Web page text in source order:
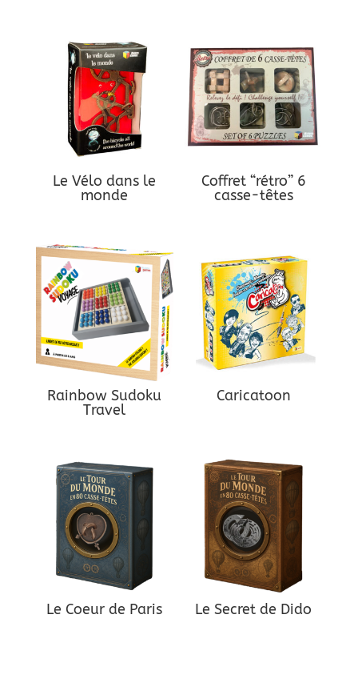
Le Vélo dans le
monde
Coffret “rétro” 6
casse-têtes
Rainbow Sudoku
Travel
Caricatoon
Le Coeur de Paris Le Secret de Dido